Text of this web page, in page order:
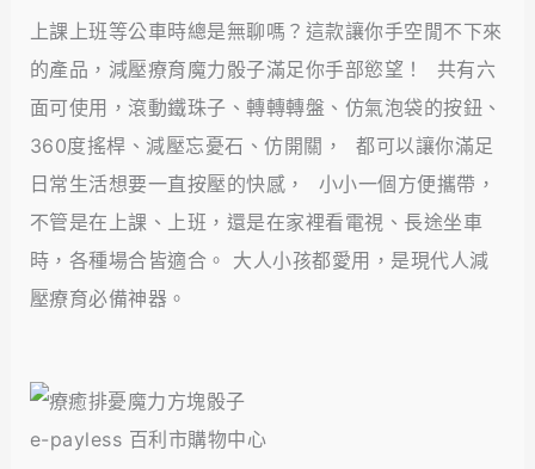
上課上班等公車時總是無聊嗎？這款讓你手空閒不下來
的產品，減壓療育魔力骰子滿足你手部慾望！ 共有六
面可使用，滾動鐵珠子、轉轉轉盤、仿氣泡袋的按鈕、
360度搖桿、減壓忘憂石、仿開關， 都可以讓你滿足
日常生活想要一直按壓的快感， 小小一個方便攜帶，
不管是在上課、上班，還是在家裡看電視、長途坐車
時，各種場合皆適合。 大人小孩都愛用，是現代人減
壓療育必備神器。
e-payless 百利市購物中心